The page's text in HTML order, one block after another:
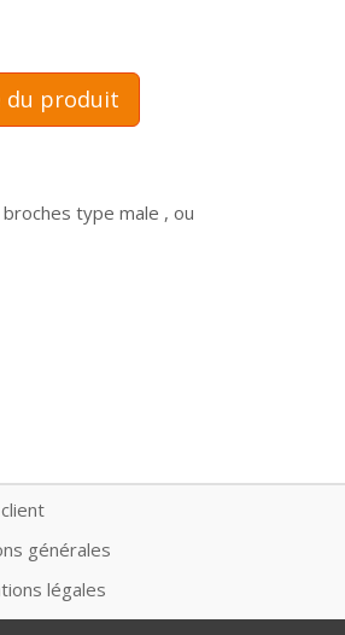
du produit
type male , ou
générales
légales